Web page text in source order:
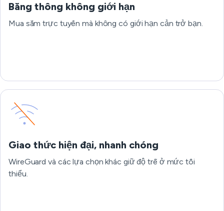
Băng thông không giới hạn
Mua sắm trực tuyến mà không có giới hạn cản trở bạn.
Giao thức hiện đại, nhanh chóng
WireGuard và các lựa chọn khác giữ độ trễ ở mức tối
thiểu.